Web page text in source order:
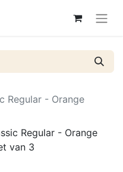
Regular - Orange